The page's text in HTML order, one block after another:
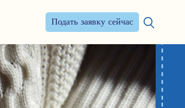
Подать заявку сейчас
Искать: